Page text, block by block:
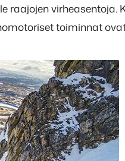
raajojen virheasentoja.
toiminnat